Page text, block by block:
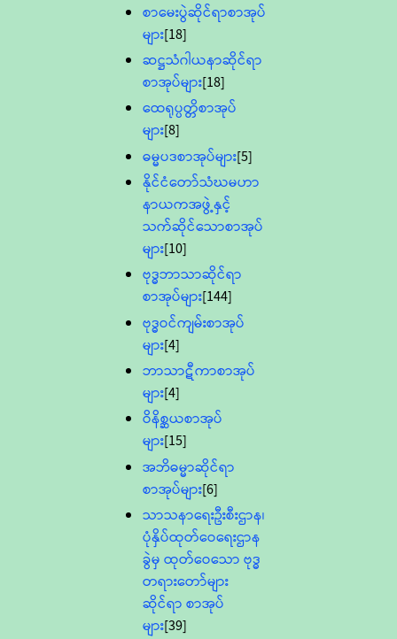
စာမေးပွဲဆိုင်ရာစာအုပ်
များ[18]
ဆဋ္ဌသံဂါယနာဆိုင်ရာ
စာအုပ်များ[18]
ထေရုပ္ပတ္တိစာအုပ်
များ[8]
ဓမ္မပဒစာအုပ်များ[5]
နိုင်ငံတော်သံဃမဟာ
နာယကအဖွဲ့နှင့်
သက်ဆိုင်သောစာအုပ်
များ[10]
ဗုဒ္ဓဘာသာဆိုင်ရာ
စာအုပ်များ[144]
ဗုဒ္ဓဝင်ကျမ်းစာအုပ်
များ[4]
ဘာသာဋီကာစာအုပ်
များ[4]
ဝိနိစ္ဆယစာအုပ်
များ[15]
အဘိဓမ္မာဆိုင်ရာ
စာအုပ်များ[6]
သာသနာရေးဦးစီးဌာန၊
ပုံနှိပ်ထုတ်ဝေရေးဌာန
ခွဲမှ ထုတ်ဝေသော ဗုဒ္ဓ
တရားတော်များ
ဆိုင်ရာ စာအုပ်
များ[39]